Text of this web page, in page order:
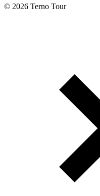
© 2026 Terno Tour